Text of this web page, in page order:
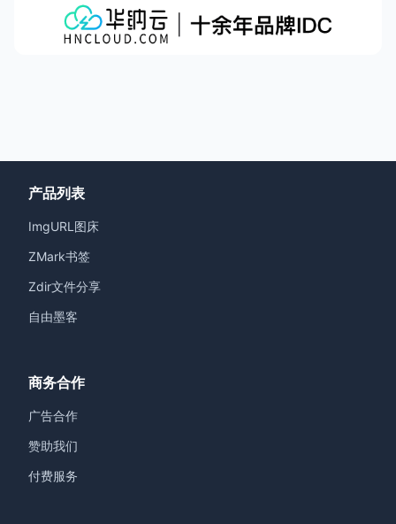
产品列表
ImgURL图床
ZMark书签
Zdir文件分享
自由墨客
商务合作
广告合作
赞助我们
付费服务